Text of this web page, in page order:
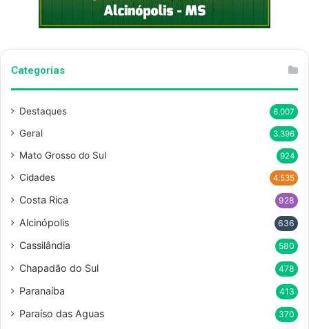
Categorias
Destaques 6.007
Geral 3.396
Mato Grosso do Sul 924
Cidades 4.535
Costa Rica 928
Alcinópolis 636
Cassilândia 580
Chapadão do Sul 478
Paranaíba 413
Paraíso das Aguas 370